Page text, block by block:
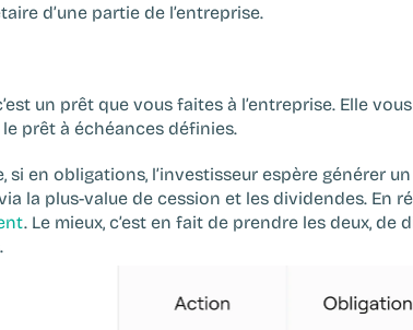
d’une partie de l’entreprise.
un prêt que vous faites à l’entreprise. Elle
prêt à échéances définies.‍
si en obligations, l’investisseur espère générer
. Le mieux, c’est en fait de prendre les deux, de
.‍